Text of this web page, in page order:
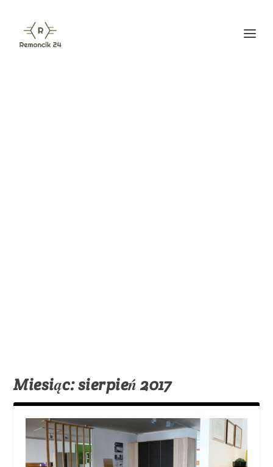
Miesiąc:sierpień 2017